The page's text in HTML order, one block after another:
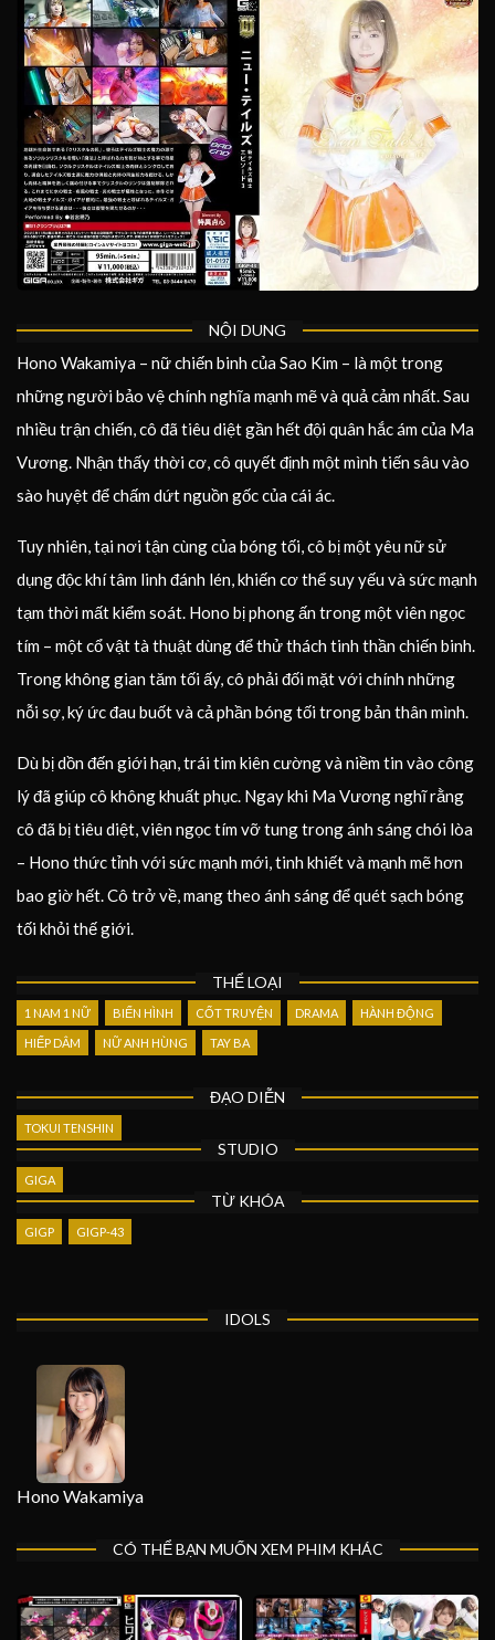
NỘI DUNG
Hono Wakamiya – nữ chiến binh của Sao Kim – là một trong
những người bảo vệ chính nghĩa mạnh mẽ và quả cảm nhất. Sau
nhiều trận chiến, cô đã tiêu diệt gần hết đội quân hắc ám của Ma
Vương. Nhận thấy thời cơ, cô quyết định một mình tiến sâu vào
sào huyệt để chấm dứt nguồn gốc của cái ác.
Tuy nhiên, tại nơi tận cùng của bóng tối, cô bị một yêu nữ sử
dụng độc khí tâm linh đánh lén, khiến cơ thể suy yếu và sức mạnh
tạm thời mất kiểm soát. Hono bị phong ấn trong một viên ngọc
tím – một cổ vật tà thuật dùng để thử thách tinh thần chiến binh.
Trong không gian tăm tối ấy, cô phải đối mặt với chính những
nỗi sợ, ký ức đau buốt và cả phần bóng tối trong bản thân mình.
Dù bị dồn đến giới hạn, trái tim kiên cường và niềm tin vào công
lý đã giúp cô không khuất phục. Ngay khi Ma Vương nghĩ rằng
cô đã bị tiêu diệt, viên ngọc tím vỡ tung trong ánh sáng chói lòa
– Hono thức tỉnh với sức mạnh mới, tinh khiết và mạnh mẽ hơn
bao giờ hết. Cô trở về, mang theo ánh sáng để quét sạch bóng
tối khỏi thế giới.
THỂ LOẠI
1 NAM 1 NỮ BIẾN HÌNH CỐT TRUYỆN DRAMA HÀNH ĐỘNG
HIẾP DÂM NỮ ANH HÙNG TAY BA
ĐẠO DIỄN
TOKUI TENSHIN
STUDIO
GIGA
TỪ KHÓA
GIGP GIGP-43
IDOLS
Hono Wakamiya
CÓ THỂ BẠN MUỐN XEM PHIM KHÁC